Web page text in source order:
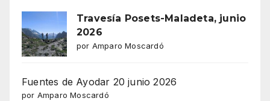
Travesía Posets-Maladeta, junio
2026
por Amparo Moscardó
Fuentes de Ayodar 20 junio 2026
por Amparo Moscardó